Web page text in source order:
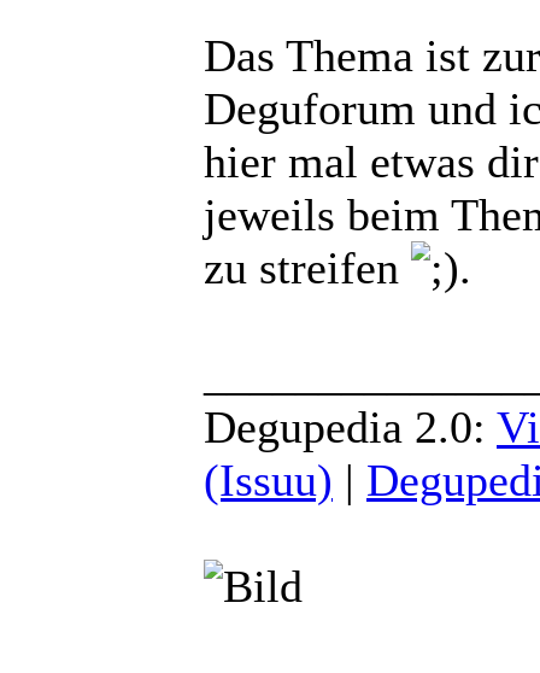
Das Thema ist
Deguforum und
hier mal etwas
jeweils beim
zu streifen
.
Degupedia 2.0:
(Issuu) |